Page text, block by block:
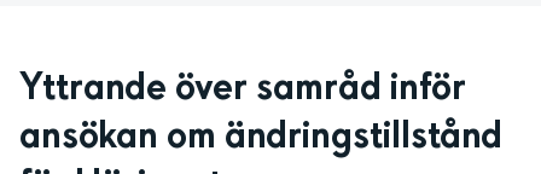
Yttrande över samråd inför
ansökan om ändringstillstånd